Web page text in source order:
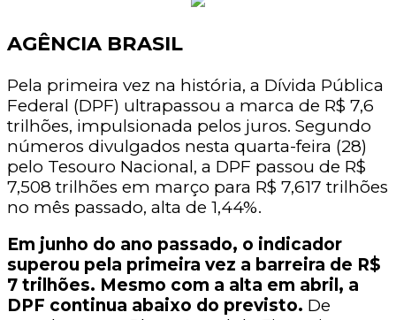
AGÊNCIA BRASIL
Pela primeira vez na história, a Dívida Pública
Federal (DPF) ultrapassou a marca de R$ 7,6
trilhões, impulsionada pelos juros. Segundo
números divulgados nesta quarta-feira (28)
pelo Tesouro Nacional, a DPF passou de R$
7,508 trilhões em março para R$ 7,617 trilhões
no mês passado, alta de 1,44%.
Em junho do ano passado, o indicador
superou pela primeira vez a barreira de R$
7 trilhões. Mesmo com a alta em abril, a
DPF continua abaixo do previsto. De